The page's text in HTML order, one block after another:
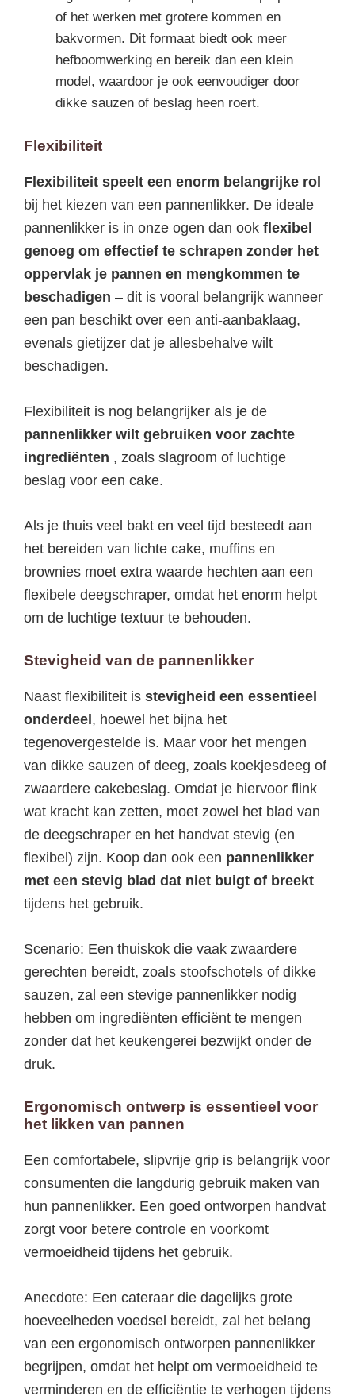
of het werken met grotere kommen en
bakvormen. Dit formaat biedt ook meer
hefboomwerking en bereik dan een klein
model, waardoor je ook eenvoudiger door
dikke sauzen of beslag heen roert.
Flexibiliteit
Flexibiliteit speelt een enorm belangrijke rol
bij het kiezen van een pannenlikker. De ideale
pannenlikker is in onze ogen dan ook flexibel
genoeg om effectief te schrapen zonder het
oppervlak je pannen en mengkommen te
beschadigen – dit is vooral belangrijk wanneer
een pan beschikt over een anti-aanbaklaag,
evenals gietijzer dat je allesbehalve wilt
beschadigen.
Flexibiliteit is nog belangrijker als je de
pannenlikker wilt gebruiken voor zachte
ingrediënten , zoals slagroom of luchtige
beslag voor een cake.
Als je thuis veel bakt en veel tijd besteedt aan
het bereiden van lichte cake, muffins en
brownies moet extra waarde hechten aan een
flexibele deegschraper, omdat het enorm helpt
om de luchtige textuur te behouden.
Stevigheid van de pannenlikker
Naast flexibiliteit is stevigheid een essentieel
onderdeel , hoewel het bijna het
tegenovergestelde is. Maar voor het mengen
van dikke sauzen of deeg, zoals koekjesdeeg of
zwaardere cakebeslag. Omdat je hiervoor flink
wat kracht kan zetten, moet zowel het blad van
de deegschraper en het handvat stevig (en
flexibel) zijn. Koop dan ook een pannenlikker
met een stevig blad dat niet buigt of breekt
tijdens het gebruik.
Scenario: Een thuiskok die vaak zwaardere
gerechten bereidt, zoals stoofschotels of dikke
sauzen, zal een stevige pannenlikker nodig
hebben om ingrediënten efficiënt te mengen
zonder dat het keukengerei bezwijkt onder de
druk.
Ergonomisch ontwerp is essentieel voor
het likken van pannen
Een comfortabele, slipvrije grip is belangrijk voor
consumenten die langdurig gebruik maken van
hun pannenlikker. Een goed ontworpen handvat
zorgt voor betere controle en voorkomt
vermoeidheid tijdens het gebruik.
Anecdote: Een cateraar die dagelijks grote
hoeveelheden voedsel bereidt, zal het belang
van een ergonomisch ontworpen pannenlikker
begrijpen, omdat het helpt om vermoeidheid te
verminderen en de efficiëntie te verhogen tijdens